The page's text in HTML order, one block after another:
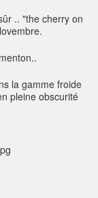
.. "the cherry on
la gamme froide
pleine obscurité